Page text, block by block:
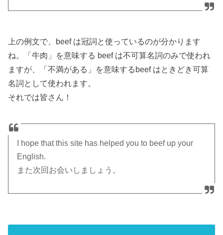
上の例文で、beef は冠詞と使っているのが分かります
ね。「牛肉」を意味する beef は不可算名詞のみで使われ
ますが、「不満がある」を意味するbeef はときどき可算
名詞として使われます。
それでは皆さん！
I hope that this site has helped you to beef up your
English.
また次回お会いしましょう。